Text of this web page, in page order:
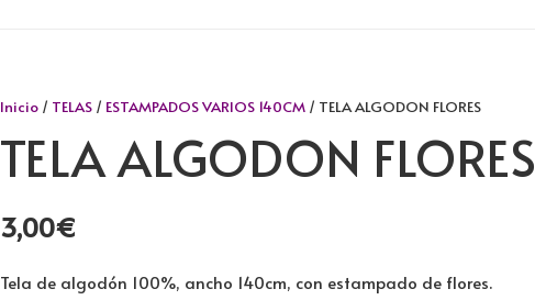
Inicio/ TELAS/ ESTAMPADOS VARIOS 140CM/ TELA ALGODON FLORES
TELA ALGODON FLORES
3,00€
Tela de algodón 100%, ancho 140cm, con estampado de flores.